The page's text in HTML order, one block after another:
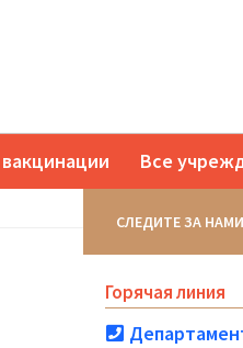
вакцинации Все
СЛЕДИТЕ ЗА
Горячая линия